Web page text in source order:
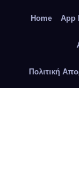
Home App
Πολιτική